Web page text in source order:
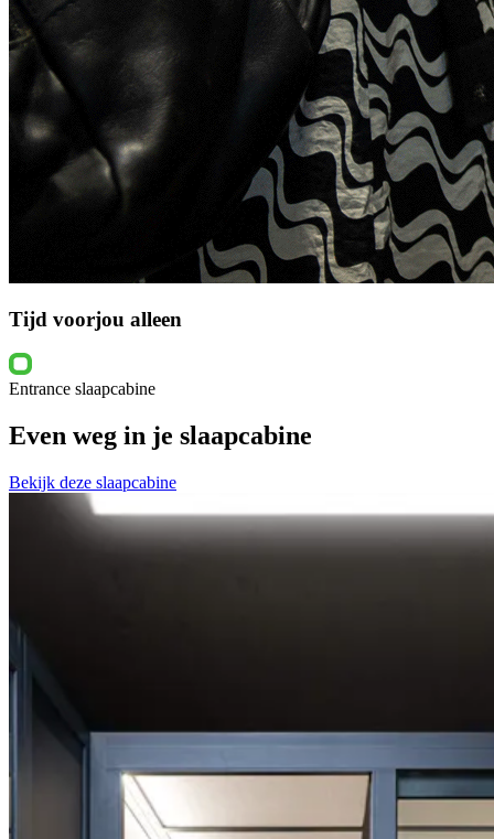
Tijd voorjou alleen
Entrance slaapcabine
Even weg in je slaapcabine
Bekijk deze slaapcabine